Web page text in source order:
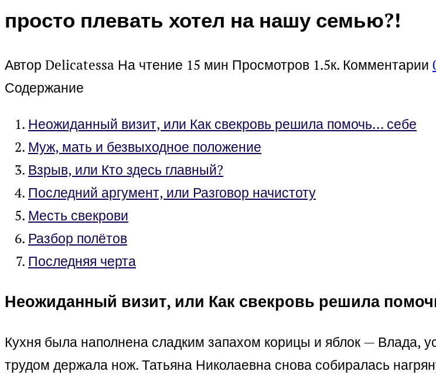
просто плевать хотел на нашу семью?!
Автор Delicatessa На чтение 15 мин Просмотров 1.5к. Комментарии
Содержание
Неожиданный визит, или Как свекровь решила помочь… себе
Муж, мать и безвыходное положение
Взрыв, или Кто здесь главный?
Последний аргумент, или Разговор начистоту
Месть свекрови
Разбор полётов
Последняя черта
Неожиданный визит, или Как свекровь решила
Кухня была наполнена сладким запахом корицы и яблок — Влада,
трудом держала нож. Татьяна Николаевна снова собиралась